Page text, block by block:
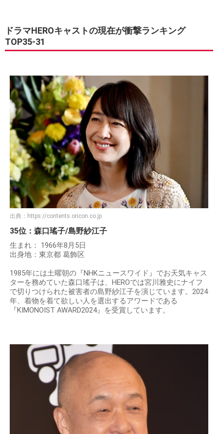
ドラマHEROキャストの現在が衝撃ランキング
TOP35-31
出典： https://contents.oricon.co.jp
35位：森口瑤子/島野紗江子
生まれ： 1966年8月5日
出身地：東京都 葛飾区
1985年には土曜朝の『NHKニュースワイド』でお天気キャス
ターを務めていた森口瑤子は、HEROでは宮川雅史にナイフ
で切りつけられた被害者の島野紗江子を演じています。2024
年、着物を着て欲しい人を選出するアワードである
『KIMONOIST AWARD2024』を受賞しています。